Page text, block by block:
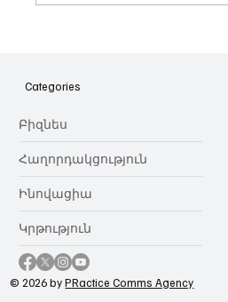
անիրականալի հույս
Categories
Բիզնես
Հաղորդակցություն
Ինովացիա
Կրթություն
© 2026 byPRactice Comms Agency